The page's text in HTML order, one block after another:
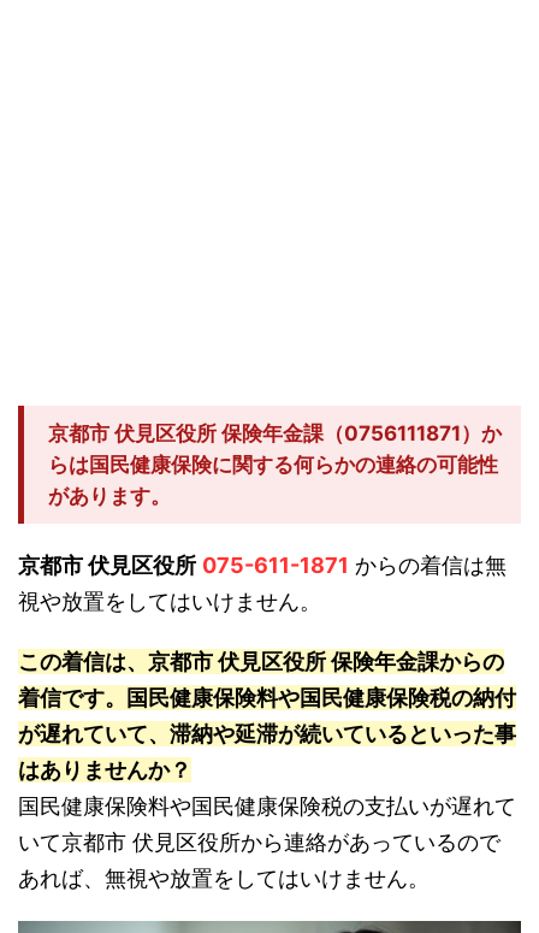
京都市 伏見区役所 保険年金課（0756111871）か
らは国民健康保険に関する何らかの連絡の可能性
があります。
京都市 伏見区役所 075-611-1871 からの着信は無
視や放置をしてはいけません。
この着信は、京都市 伏見区役所 保険年金課からの
着信です。国民健康保険料や国民健康保険税の納付
が遅れていて、滞納や延滞が続いているといった事
はありませんか？
国民健康保険料や国民健康保険税の支払いが遅れて
いて京都市 伏見区役所から連絡があっているので
あれば、無視や放置をしてはいけません。